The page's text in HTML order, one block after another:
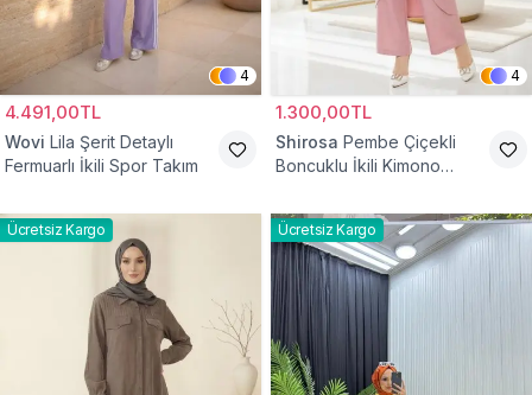
4
4.491,00TL
Wovi Lila Şerit Detaylı
Fermuarlı İkili Spor Takım
4
1.300,00TL
Shirosa Pembe Çiçekli
Boncuklu İkili Kimono
Ücretsiz Kargo Ücretsiz Kargo